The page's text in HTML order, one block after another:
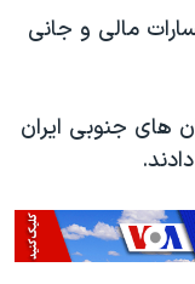
در روزهای اول سال ۹۸ خسارات مالی و جانی
های جنوبی ایران